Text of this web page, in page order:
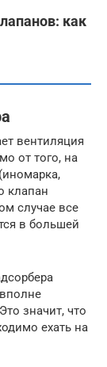
как
вентиляция
от того, на
клапан
случае все
в большей
значит, что
ехать на